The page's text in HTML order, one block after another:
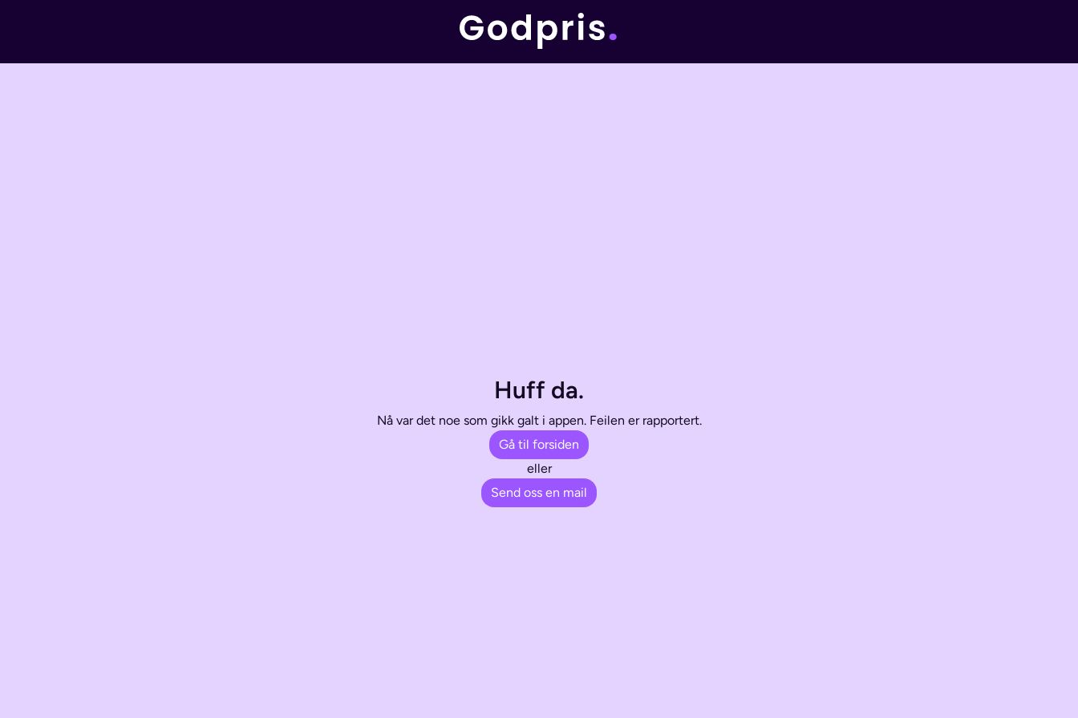
Huff da.
Nå var det noe som gikk galt i appen. Feilen er rapportert.
Gå til forsiden
eller
Send oss en mail